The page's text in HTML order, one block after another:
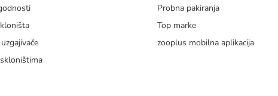
Probna pakiranja
Top marke
zooplus mobilna aplikacija